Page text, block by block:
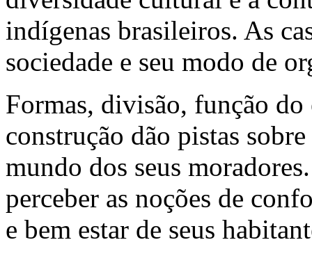
indígenas brasileiros. As
sociedade e seu modo de
Formas, divisão, função
construção dão pistas
mundo dos seus
perceber as noções de
e bem estar de seus